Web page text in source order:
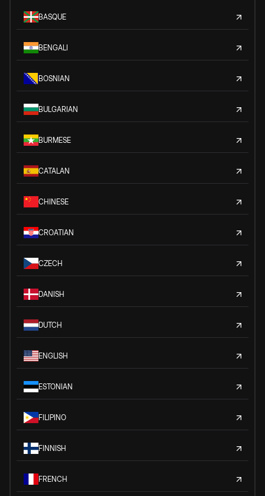
BASQUE
BENGALI
BOSNIAN
BULGARIAN
BURMESE
CATALAN
CHINESE
CROATIAN
CZECH
DANISH
DUTCH
ENGLISH
ESTONIAN
FILIPINO
FINNISH
FRENCH